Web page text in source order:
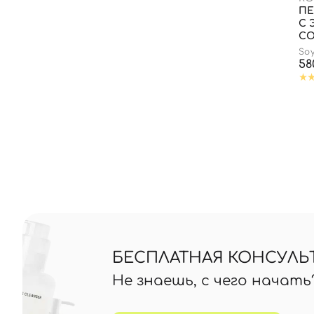
С
БЕСПЛАТНАЯ
Не знаешь, с чего